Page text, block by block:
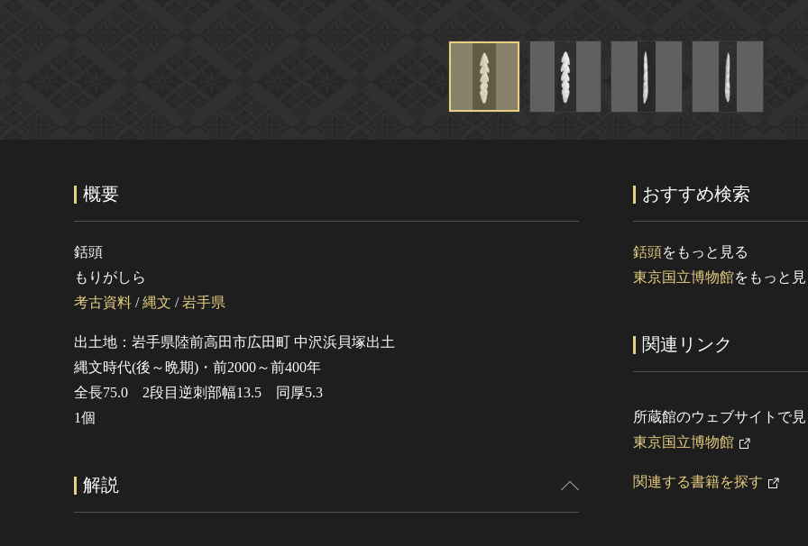
概要
銛頭
もりがしら
考古資料 /縄文 /岩手県
出土地：岩手県陸前高田市広田町 中沢浜貝塚出土
縄文時代(後～晩期)・前2000～前400年
全長75.0 2段目逆刺部幅13.5 同厚5.3
1個
解説
おすすめ検索
銛頭をもっと見る
東京国立博物館をもっと
関連リンク
所蔵館のウェブサイトで
東京国立博物館
関連する書籍を探す